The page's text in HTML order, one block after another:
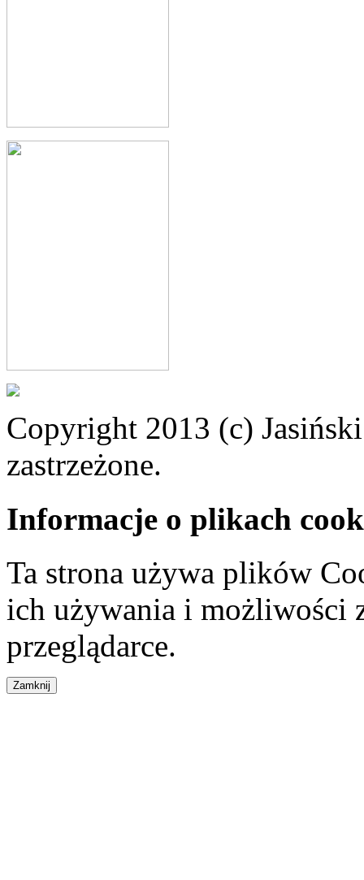
Copyright 2013 (c)
zastrzeżone.
Informacje o plikach
Ta strona używa plików
ich używania i możliwości
przeglądarce.